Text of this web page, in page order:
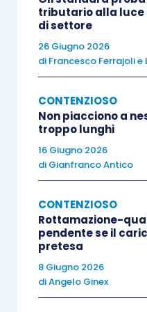
relativa
dall’esigenza di
l’adempimento del
Successivamente, i
sulla possibilità di
civilistica contenuta
anche alla
condebitore
accertamento
impugnato dall’altro
Ebbene, la
tributario alla luce
di settore
26 Giugno 2026
di Francesco Ferrajolie
CONTENZIOSO
Non piacciono a
troppo lunghi
16 Giugno 2026
di Gianfranco Antico
CONTENZIOSO
Rottamazione-
pendente se il
pretesa
8 Giugno 2026
diAngelo Ginex